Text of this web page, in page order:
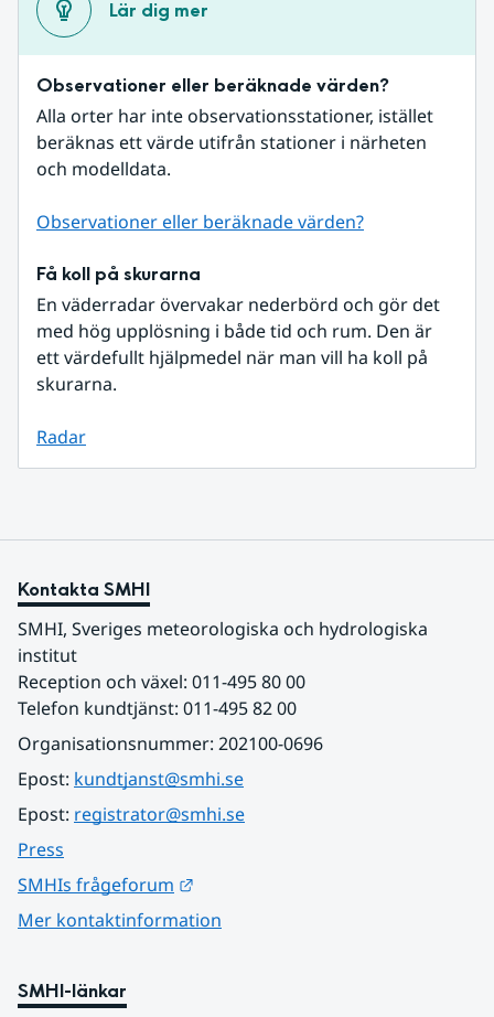
Lär dig mer
Observationer eller beräknade värden?
Alla orter har inte observationsstationer, istället
beräknas ett värde utifrån stationer i närheten
och modelldata.
Observationer eller beräknade värden?
Få koll på skurarna
En väderradar övervakar nederbörd och gör det
med hög upplösning i både tid och rum. Den är
ett värdefullt hjälpmedel när man vill ha koll på
skurarna.
Radar
Kontakta SMHI
SMHI, Sveriges meteorologiska och hydrologiska
institut
Reception och växel: 011-495 80 00
Telefon kundtjänst: 011-495 82 00
Organisationsnummer: 202100-0696
Epost: kundtjanst@smhi.se
Epost: registrator@smhi.se
Press
SMHIs frågeforum
Mer kontaktinformation
SMHI-länkar